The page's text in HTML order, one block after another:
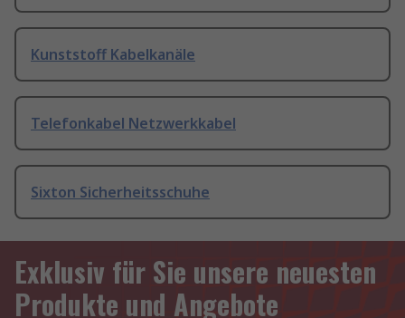
Kunststoff Kabelkanäle
Telefonkabel Netzwerkkabel
Sixton Sicherheitsschuhe
Exklusiv für Sie unsere neuesten
Produkte und Angebote